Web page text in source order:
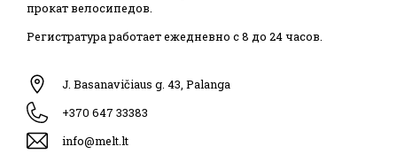
прокат велосипедов.
Регистратура работает ежедневно с 8 до 24 часов.
J. Basanavičiaus g. 43, Palanga
+370 647 33383
info@melt.lt